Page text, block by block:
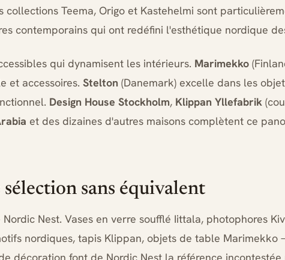
Teema, Origo et Kastehelmi sont
contemporains qui ont redéfini l'esthétique nordique
qui dynamisent les intérieurs. Marimekko
et accessoires. Stelton (Danemark) excelle dans les
Design House Stockholm, Klippan Yllefabrik
et des dizaines d'autres maisons complètent ce
sans équivalent
Nest. Vases en verre soufflé Iittala, photophores
nordiques, tapis Klippan, objets de table